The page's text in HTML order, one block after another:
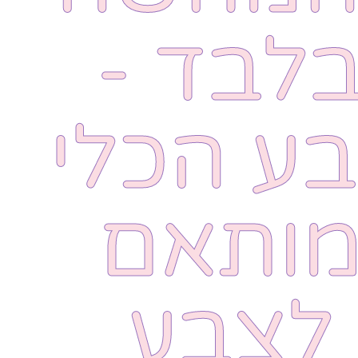
-
הכלי
מותאם
לצבע